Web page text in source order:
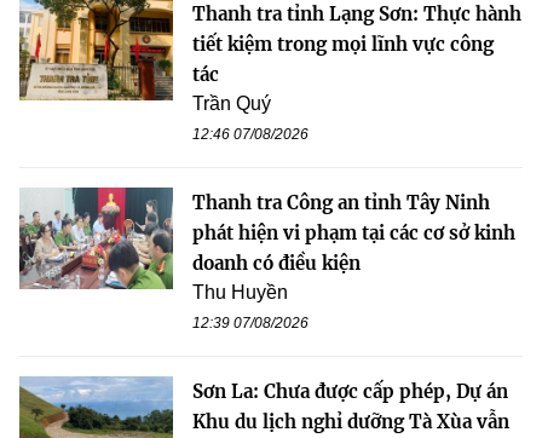
Thanh tra tỉnh Lạng Sơn: Thực hành
tiết kiệm trong mọi lĩnh vực công
tác
Trần Quý
12:46 07/08/2026
Thanh tra Công an tỉnh Tây Ninh
phát hiện vi phạm tại các cơ sở kinh
doanh có điều kiện
Thu Huyền
12:39 07/08/2026
Sơn La: Chưa được cấp phép, Dự án
Khu du lịch nghỉ dưỡng Tà Xùa vẫn